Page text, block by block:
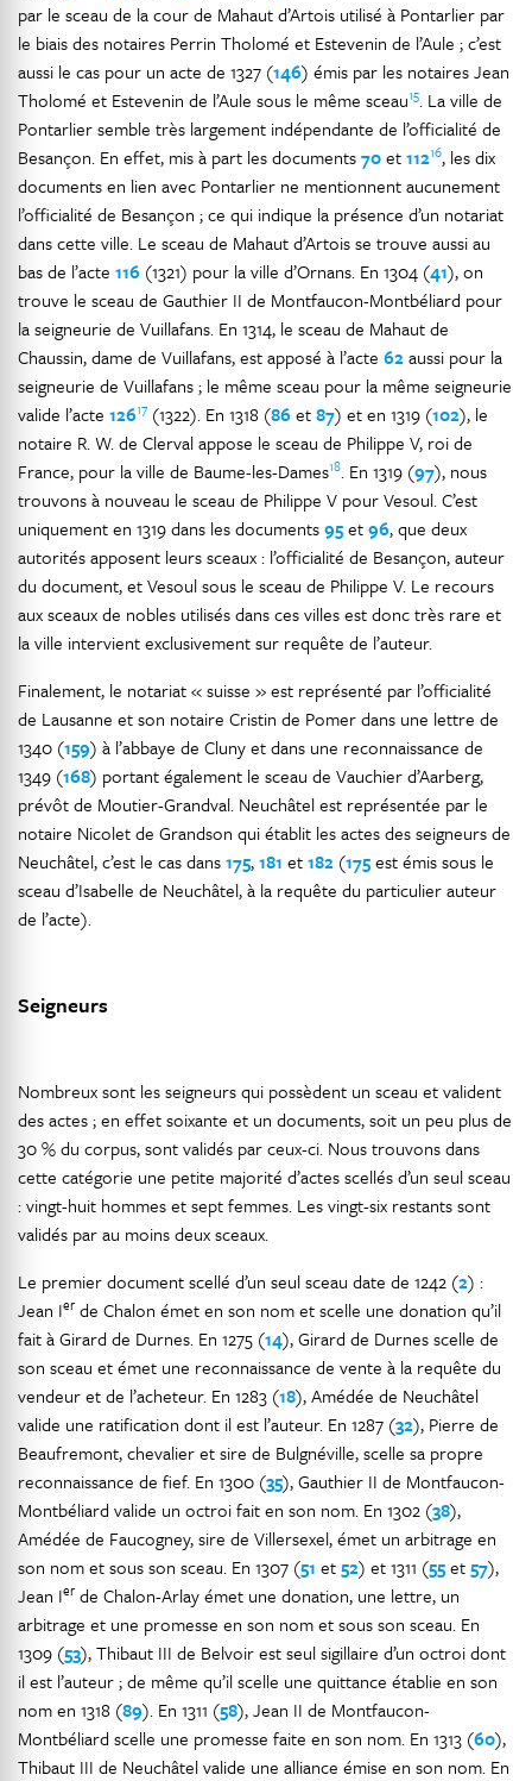
par le sceau de la cour de Mahaut d’Artois utilisé à Pontarlier par
le biais des notaires Perrin Tholomé et Estevenin de l’Aule ; c’est
aussi le cas pour un acte de 1327 (146) émis par les notaires Jean
Tholomé et Estevenin de l’Aule sous le même sceau15. La ville de
Pontarlier semble très largement indépendante de l’officialité de
Besançon. En effet, mis à part les documents70et11216, les dix
documents en lien avec Pontarlier ne mentionnent aucunement
l’officialité de Besançon ; ce qui indique la présence d’un notariat
dans cette ville. Le sceau de Mahaut d’Artois se trouve aussi au
bas de l’acte 116 (1321) pour la ville d’Ornans. En 1304 (41), on
trouve le sceau de Gauthier II de Montfaucon-Montbéliard pour
la seigneurie de Vuillafans. En 1314, le sceau de Mahaut de
Chaussin, dame de Vuillafans, est apposé à l’acte 62aussi pour la
seigneurie de Vuillafans ; le même sceau pour la même seigneurie
valide l’acte 12617 (1322). En 1318 (86et87) et en 1319 (102), le
notaire R. W. de Clerval appose le sceau de Philippe V, roi de
France, pour la ville de Baume-les-Dames18. En 1319 (97), nous
trouvons à nouveau le sceau de Philippe V pour Vesoul. C’est
uniquement en 1319 dans les documents95et96, que deux
autorités apposent leurs sceaux : l’officialité de Besançon, auteur
du document, et Vesoul sous le sceau de Philippe V. Le recours
aux sceaux de nobles utilisés dans ces villes est donc très rare et
la ville intervient exclusivement sur requête de l’auteur.
Finalement, le notariat « suisse » est représenté par l’officialité
de Lausanne et son notaire Cristin de Pomer dans une lettre de
1340 (159) à l’abbaye de Cluny et dans une reconnaissance de
1349 (168) portant également le sceau de Vauchier d’Aarberg,
prévôt de Moutier-Grandval. Neuchâtel est représentée par le
notaire Nicolet de Grandson qui établit les actes des seigneurs de
Neuchâtel, c’est le cas dans175,181 et182 (175est émis sous le
sceau d’Isabelle de Neuchâtel, à la requête du particulier auteur
de l’acte).
Seigneurs
Nombreux sont les seigneurs qui possèdent un sceau et valident
des actes ; en effet soixante et un documents, soit un peu plus de
30 % du corpus, sont validés par ceux-ci. Nous trouvons dans
cette catégorie une petite majorité d’actes scellés d’un seul sceau
: vingt-huit hommes et sept femmes. Les vingt-six restants sont
validés par au moins deux sceaux.
Le premier document scellé d’un seul sceau date de 1242 (2) :
Jean Ier de Chalon émet en son nom et scelle une donation qu’il
fait à Girard de Durnes. En 1275 (14), Girard de Durnes scelle de
son sceau et émet une reconnaissance de vente à la requête du
vendeur et de l’acheteur. En 1283 (18), Amédée de Neuchâtel
valide une ratification dont il est l’auteur. En 1287 (32), Pierre de
Beaufremont, chevalier et sire de Bulgnéville, scelle sa propre
reconnaissance de fief. En 1300 (35), Gauthier II de Montfaucon-
Montbéliard valide un octroi fait en son nom. En 1302 (38),
Amédée de Faucogney, sire de Villersexel, émet un arbitrage en
son nom et sous son sceau. En 1307 (51 et52) et 1311 (55et57),
Jean Ier de Chalon-Arlay émet une donation, une lettre, un
arbitrage et une promesse en son nom et sous son sceau. En
1309 (53), Thibaut III de Belvoir est seul sigillaire d’un octroi dont
il est l’auteur ; de même qu’il scelle une quittance établie en son
nom en 1318 (89). En 1311 (58), Jean II de Montfaucon-
Montbéliard scelle une promesse faite en son nom. En 1313 (60),
Thibaut III de Neuchâtel valide une alliance émise en son nom. En